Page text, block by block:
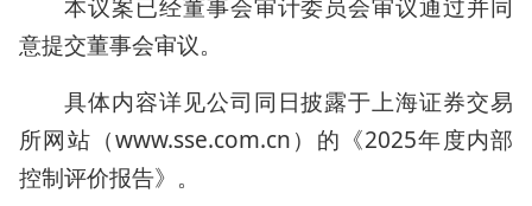
本议案已经董事会审计委员会审议通过并同
意提交董事会审议。
具体内容详见公司同日披露于上海证券交易
所网站（www.sse.com.cn）的《2025年度内部
控制评价报告》。